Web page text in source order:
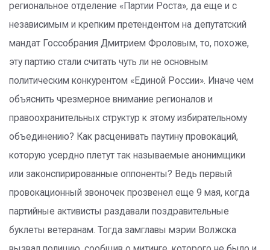
региональное отделение «Партии Роста», да еще и с
независимым и крепким претендентом на депутатский
мандат Госсобрания Дмитрием Фроловым, то, похоже,
эту партию стали считать чуть ли не основным
политическим конкурентом «Единой России». Иначе чем
объяснить чрезмерное внимание регионалов и
правоохранительных структур к этому избирательному
объединению? Как расценивать паутину провокаций,
которую усердно плетут так называемые анонимщики
или законспирированные оппоненты? Ведь первый
провокационный звоночек прозвенел еще 9 мая, когда
партийные активисты раздавали поздравительные
буклеты ветеранам. Тогда замглавы мэрии Волжска